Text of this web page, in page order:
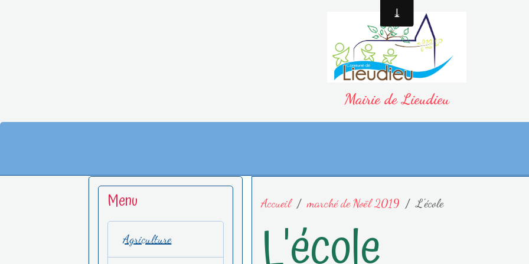
Mairie de Lieudieu
Accueil marché de Noël 2019 L'école
Menu
Agriculture